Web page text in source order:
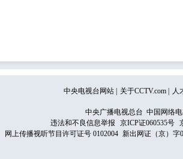
中央电视台网站 关于CCTV.com 人
中央广播电视总台 中国网络
违法和不良信息举报
京ICP证060535号
网上传播视听节目许可证号 0102004 新出网证（京）